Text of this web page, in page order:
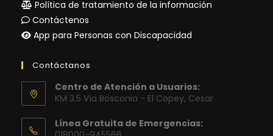
Política de tratamiento de la información
Contáctenos
App para Personas con Discapacidad
Contáctanos
Centro de Atención a Usuarios:
KM 3.5 Vía Bosconia - El Copey, Cesar
Línea Gratuita de Emergencias: